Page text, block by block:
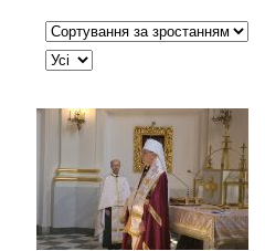
Сортувати таблицю за:
JSEARCH_FILTER_LIMIT